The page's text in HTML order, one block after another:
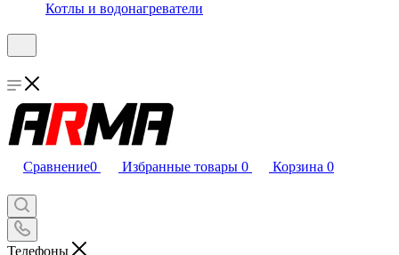
Котлы и водонагреватели
Сравнение0 Избранные товары 0 Корзина 0
Телефоны